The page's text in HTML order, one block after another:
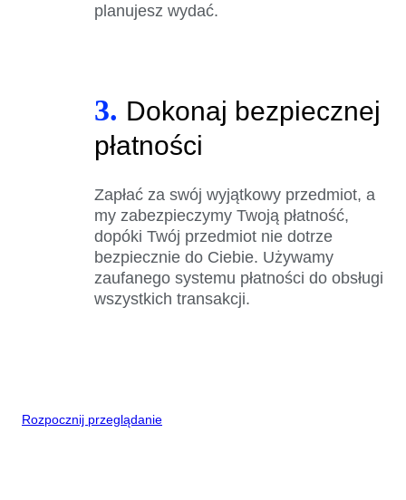
planujesz wydać.
3. Dokonaj bezpiecznej
płatności
Zapłać za swój wyjątkowy przedmiot, a
my zabezpieczymy Twoją płatność,
dopóki Twój przedmiot nie dotrze
bezpiecznie do Ciebie. Używamy
zaufanego systemu płatności do obsługi
wszystkich transakcji.
Rozpocznij przeglądanie